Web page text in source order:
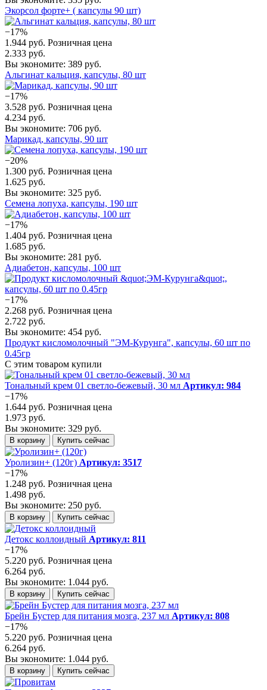
Экорсол форте+ ( капсулы 90 шт)
−17%
1.944 руб. Розничная цена
2.333 руб.
Вы экономите: 389 руб.
Альгинат кальция, капсулы, 80 шт
−17%
3.528 руб. Розничная цена
4.234 руб.
Вы экономите: 706 руб.
Марикад, капсулы, 90 шт
−20%
1.300 руб. Розничная цена
1.625 руб.
Вы экономите: 325 руб.
Семена лопуха, капсулы, 190 шт
−17%
1.404 руб. Розничная цена
1.685 руб.
Вы экономите: 281 руб.
Адиабетон, капсулы, 100 шт
−17%
2.268 руб. Розничная цена
2.722 руб.
Вы экономите: 454 руб.
Продукт кисломолочный "ЭМ-Курунга", капсулы, 60 шт по
0.45гр
С этим товаром купили
Тональный крем 01 светло-бежевый, 30 мл Артикул: 984
−17%
1.644 руб. Розничная цена
1.973 руб.
Вы экономите: 329 руб.
В корзину Купить сейчас
Уролизин+ (120г) Артикул: 3517
−17%
1.248 руб. Розничная цена
1.498 руб.
Вы экономите: 250 руб.
В корзину Купить сейчас
Детокс коллоидный Артикул: 811
−17%
5.220 руб. Розничная цена
6.264 руб.
Вы экономите: 1.044 руб.
В корзину Купить сейчас
Брейн Бустер для питания мозга, 237 мл Артикул: 808
−17%
5.220 руб. Розничная цена
6.264 руб.
Вы экономите: 1.044 руб.
В корзину Купить сейчас